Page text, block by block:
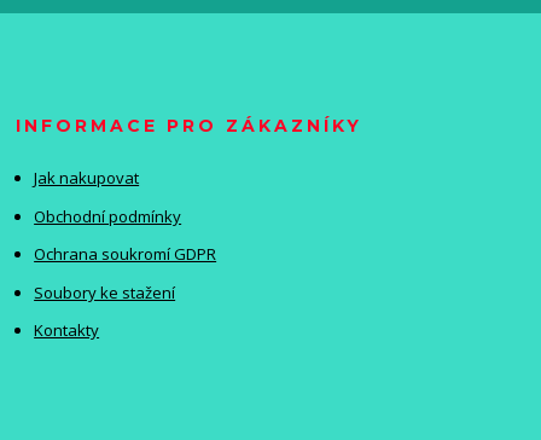
INFORMACE PRO ZÁKAZNÍKY
Jak nakupovat
Obchodní podmínky
Ochrana soukromí GDPR
Soubory ke stažení
Kontakty